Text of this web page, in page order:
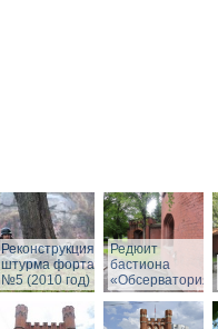
Реконструкция
штурма форта
№5 (2010 год)
Редюит
бастиона
«Обсерватория»